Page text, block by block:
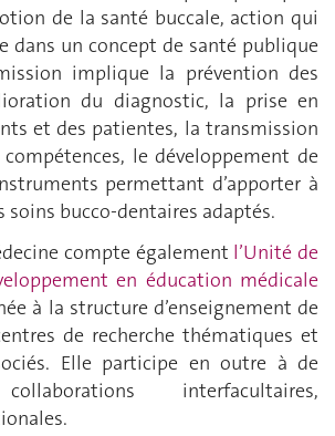
de la santé buccale, action qui
dans un concept de santé publique
implique la prévention des
du diagnostic, la prise en
et des patientes, la transmission
le développement de
permettant d’apporter à
soins bucco-dentaires adaptés.
compte également l’Unité de
en éducation médicale
à la structure d’enseignement de
de recherche thématiques et
Elle participe en outre à de
interfacultaires,